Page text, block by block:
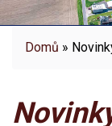
Domů »